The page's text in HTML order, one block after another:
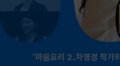
『마음요리 2』차영경 작